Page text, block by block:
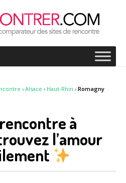
› Alsace › Haut-Rhin › Romagny
à
l’amour